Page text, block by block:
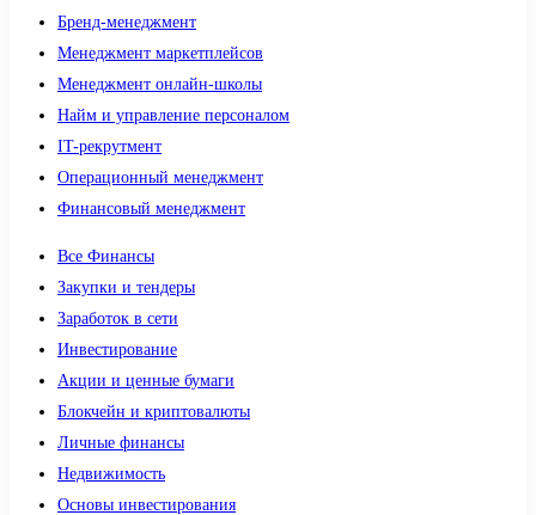
Бренд-менеджмент
Менеджмент маркетплейсов
Менеджмент онлайн-школы
Найм и управление персоналом
IT-рекрутмент
Операционный менеджмент
Финансовый менеджмент
Все Финансы
Закупки и тендеры
Заработок в сети
Инвестирование
Акции и ценные бумаги
Блокчейн и криптовалюты
Личные финансы
Недвижимость
Основы инвестирования